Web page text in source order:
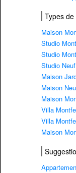
Types
Maison
Studio
Studio
Studio
Maison
Maison
Maison
Villa
Villa
Maison